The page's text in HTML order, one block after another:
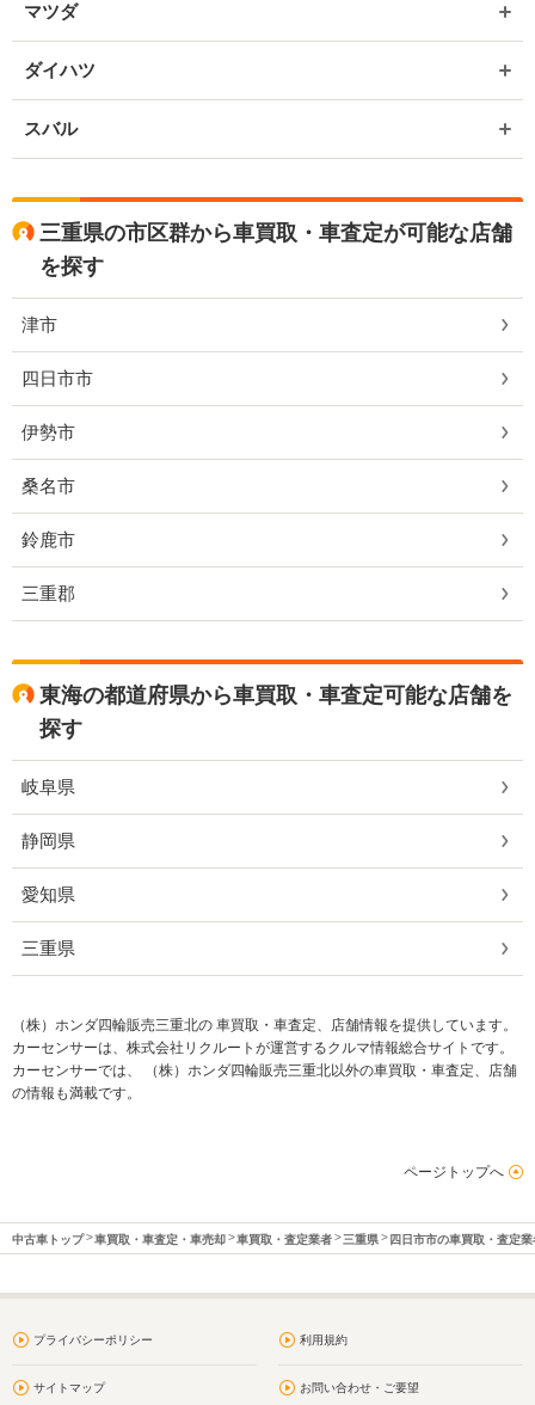
マツダ
ダイハツ
スバル
三重県の市区群から車買取・車査定が可能な店舗
を探す
津市
四日市市
伊勢市
桑名市
鈴鹿市
三重郡
東海の都道府県から車買取・車査定可能な店舗を
探す
岐阜県
静岡県
愛知県
三重県
（株）ホンダ四輪販売三重北の 車買取・車査定、店舗情報を提供しています。
カーセンサーは、株式会社リクルートが運営するクルマ情報総合サイトです。
カーセンサーでは、 （株）ホンダ四輪販売三重北以外の車買取・車査定、店舗
の情報も満載です。
ページトップへ
中古車トップ 車買取・車査定・車売却 車買取・査定業者 三重県 四日市市の車買取・査定
プライバシーポリシー 利用規約
サイトマップ お問い合わせ・ご要望